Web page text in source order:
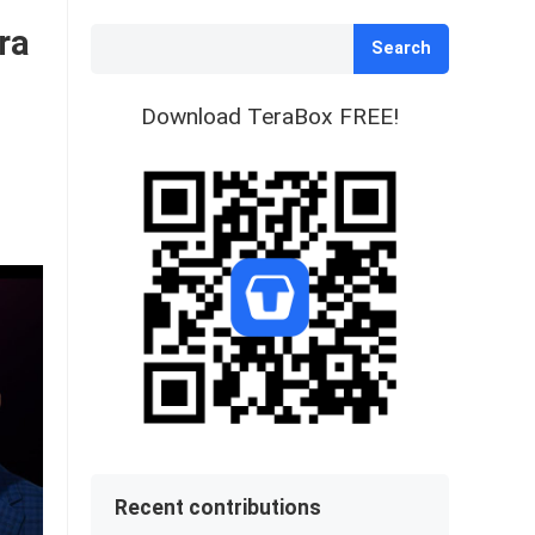
Search
Download TeraBox FREE!
Recent contributions